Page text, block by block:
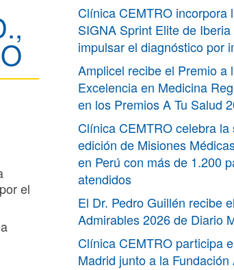
el
Clínica CEMTRO incorpora
SIGNA Sprint Elite de
impulsar el diagnóstico por
Amplicel recibe el Premio a
Excelencia en Medicina
en los Premios A Tu Salud
Clínica CEMTRO celebra la
edición de Misiones
en Perú con más de 1.200
atendidos
El Dr. Pedro Guillén recibe
Admirables 2026 de Diario
Clínica CEMTRO participa
Madrid junto a la Fundación